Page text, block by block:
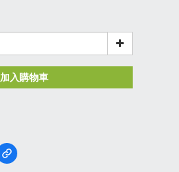
加入購物車